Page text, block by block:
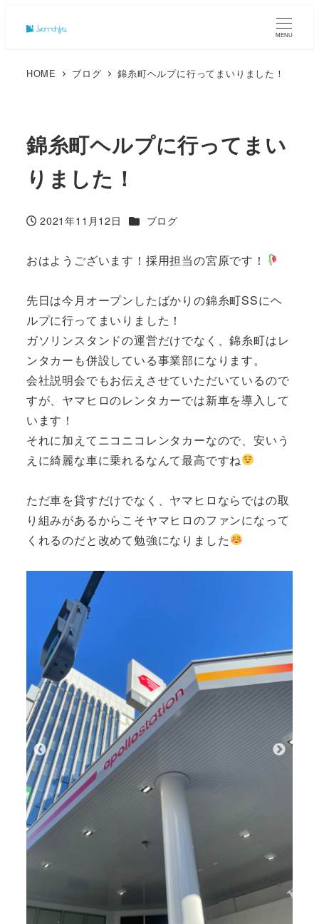
MENU
HOME ブログ 錦糸町ヘルプに行ってまいりました！
錦糸町ヘルプに行ってまい
りました！
投稿日
2021年11月12日 カテゴリー
ブログ
おはようございます！採用担当の宮原です！
先日は今月オープンしたばかりの錦糸町SSにヘ
ルプに行ってまいりました！
ガソリンスタンドの運営だけでなく、錦糸町はレ
ンタカーも併設している事業部になります。
会社説明会でもお伝えさせていただいているので
すが、ヤマヒロのレンタカーでは新車を導入して
います！
それに加えてニコニコレンタカーなので、安いう
えに綺麗な車に乗れるなんて最高ですね
ただ車を貸すだけでなく、ヤマヒロならではの取
り組みがあるからこそヤマヒロのファンになって
くれるのだと改めて勉強になりました